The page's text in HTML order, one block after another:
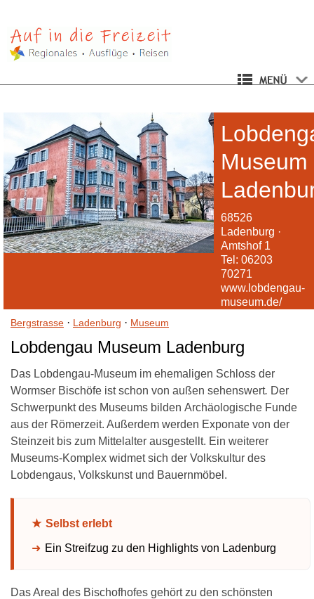
Museum
68526
Ladenburg ·
Amtshof 1
Tel: 06203
70271
www.lobdengau-
museum.de/
Bergstrasse · Ladenburg · Museum
Lobdengau Museum Ladenburg
Das Lobdengau-Museum im ehemaligen Schloss der
Wormser Bischöfe ist schon von außen sehenswert. Der
Schwerpunkt des Museums bilden Archäologische Funde
aus der Römerzeit. Außerdem werden Exponate von der
Steinzeit bis zum Mittelalter ausgestellt. Ein weiterer
Museums-Komplex widmet sich der Volkskultur des
Lobdengaus, Volkskunst und Bauernmöbel.
Selbst erlebt
Ein Streifzug zu den Highlights von Ladenburg
Das Areal des Bischofhofes gehört zu den schönsten